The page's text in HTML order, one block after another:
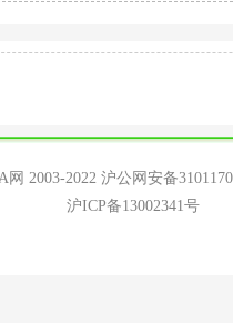
网 2003-2022 沪公网安备
沪ICP备13002341号